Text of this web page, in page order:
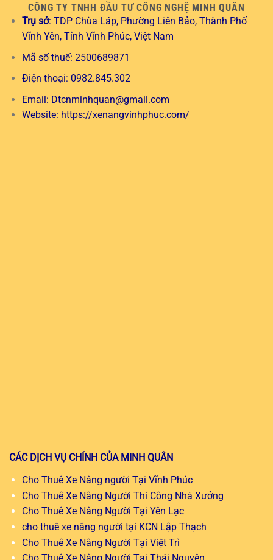
CÔNG TY TNHH ĐẦU TƯ CÔNG NGHỆ MINH QUÂN
Trụ sở: TDP Chùa Láp, Phường Liên Bảo, Thành Phố
Vĩnh Yên, Tỉnh Vĩnh Phúc, Việt Nam
Mã số thuế: 2500689871
Điện thoại: 0982.845.302
Email: Dtcnminhquan@gmail.com
Website: https://xenangvinhphuc.com/
CÁC DỊCH VỤ CHÍNH CỦA MINH QUÂN
Cho Thuê Xe Nâng người Tại Vĩnh Phúc
Cho Thuê Xe Nâng Người Thi Công Nhà Xưởng
Cho Thuê Xe Nâng Người Tại Yên Lạc
cho thuê xe nâng người tại KCN Lập Thạch
Cho Thuê Xe Nâng Người Tại Việt Trì